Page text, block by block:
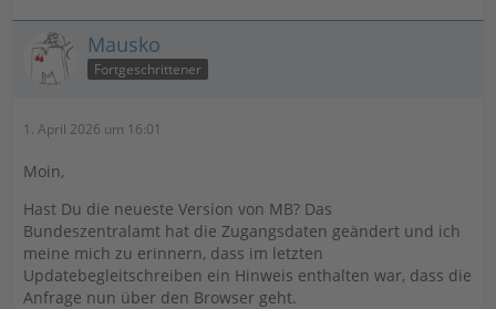
Mausko
Fortgeschrittener
1. April 2026 um 16:01
Moin,
Hast Du die neueste Version von MB? Das
Bundeszentralamt hat die Zugangsdaten geändert und ich
meine mich zu erinnern, dass im letzten
Updatebegleitschreiben ein Hinweis enthalten war, dass die
Anfrage nun über den Browser geht.